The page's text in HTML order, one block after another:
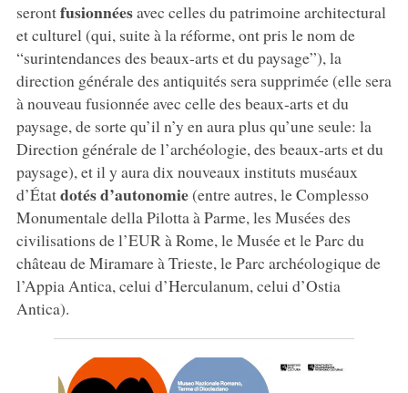
serontfusionnéesavec celles du patrimoine architectural
et culturel (qui, suite à la réforme, ont pris le nom de
“surintendances des beaux-arts et du paysage”), la
direction générale des antiquités sera supprimée (elle sera
à nouveau fusionnée avec celle des beaux-arts et du
paysage, de sorte qu’il n’y en aura plus qu’une seule: la
Direction générale de l’archéologie, des beaux-arts et du
paysage), et il y aura dix nouveaux instituts muséaux
d’Étatdotés d’autonomie(entre autres, le Complesso
Monumentale della Pilotta à Parme, les Musées des
civilisations de l’EUR à Rome, le Musée et le Parc du
château de Miramare à Trieste, le Parc archéologique de
l’Appia Antica, celui d’Herculanum, celui d’Ostia
Antica).